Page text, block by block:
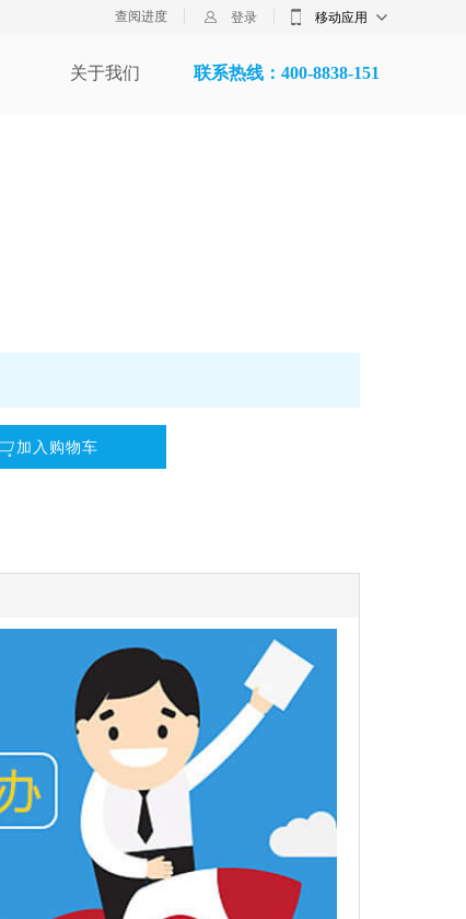
移动应用
查阅进度 登录
关于我们 联系热线：400-8838-151
加入购物车